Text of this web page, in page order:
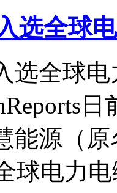
选全球
选全球
能源（
球电力